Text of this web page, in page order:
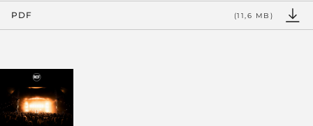
PDF (11,6 MB)